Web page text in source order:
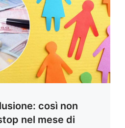
così non
nel mese di